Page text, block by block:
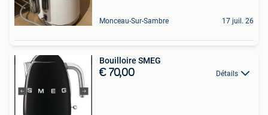
Monceau-Sur-Sambre 17 juil. 26
Bouilloire SMEG
€ 70,00 Détails